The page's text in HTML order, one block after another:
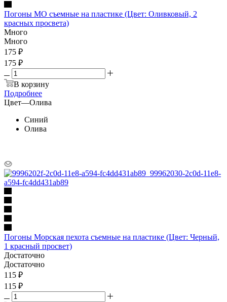
Погоны МО съемные на пластике (Цвет: Оливковый, 2
красных просвета)
Много
Много
175 ₽
175 ₽
В корзину
Подробнее
Цвет—Олива
Синий
Олива
Погоны Морская пехота съемные на пластике (Цвет: Черный,
1 красный просвет)
Достаточно
Достаточно
115 ₽
115 ₽